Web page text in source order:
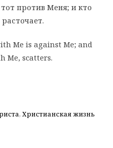
против Меня; и кто
Me is against Me; and
Me, scatters.
, Христианская жизнь